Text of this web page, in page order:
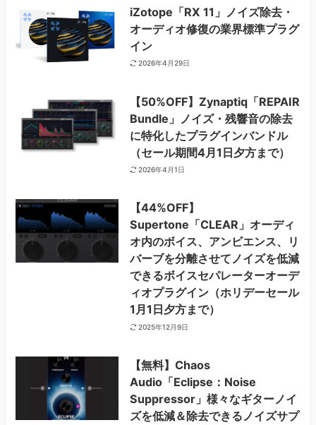
iZotope「RX 11」ノイズ除去・
オーディオ修復の業界標準プラグ
イン
2026年4月29日
【50%OFF】Zynaptiq「REPAIR
Bundle」ノイズ・残響音の除去
に特化したプラグインバンドル
（セール期間4月1日夕方まで）
2026年4月1日
【44%OFF】
Supertone「CLEAR」オーディ
オ内のボイス、アンビエンス、リ
バーブを分離させてノイズを低減
できるボイスセパレーターオーデ
ィオプラグイン（ホリデーセール
1月1日夕方まで）
2025年12月9日
【無料】Chaos
Audio「Eclipse：Noise
Suppressor」様々なギターノイ
ズを低減＆除去できるノイズサプ